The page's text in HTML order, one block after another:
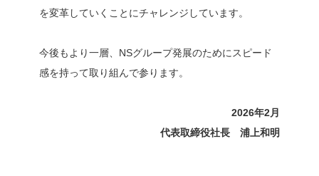
を変革していくことにチャレンジしています。
今後もより一層、NSグループ発展のためにスピード
感を持って取り組んで参ります。
2026年2月
代表取締役社長 浦上和明